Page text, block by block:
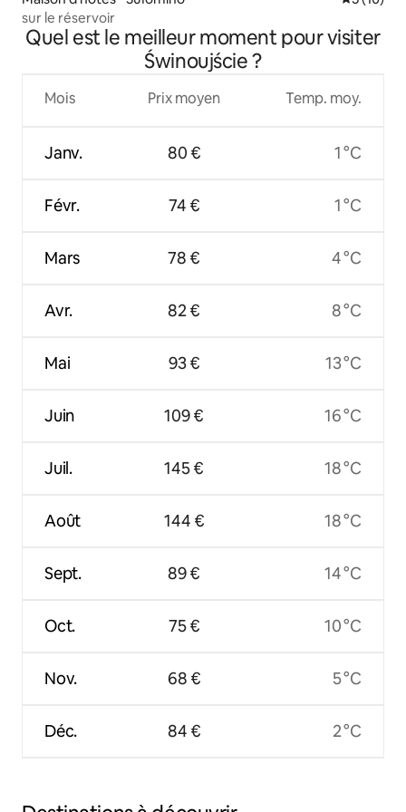
sur le réservoir
Quel est le meilleur moment pour visiter
Świnoujście ?
Mois
Janv.
Févr.
Mars
Avr.
Mai
Juin
Juil.
Août
Sept.
Oct.
Nov.
Déc.
Prix moyen
80 €
74 €
78 €
82 €
93 €
109 €
145 €
144 €
89 €
75 €
68 €
84 €
Temp. moy.
1 °C
1 °C
4 °C
8 °C
13 °C
16 °C
18 °C
18 °C
14 °C
10 °C
5 °C
2 °C